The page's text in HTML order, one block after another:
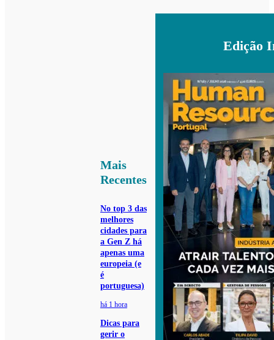
Mais
Recentes
No top 3 das
melhores
cidades para
a Gen Z há
apenas uma
europeia (e
é
portuguesa)
há 1 hora
Dicas para
gerir o
Edição